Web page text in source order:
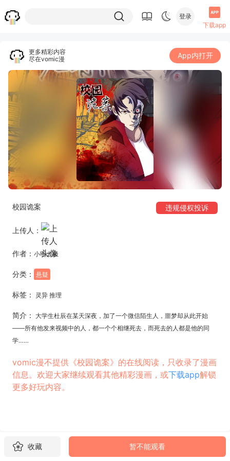
登录
下载app
更多精彩内容
尽在vomic漫
App内打开
校园诡案 违规侵权投诉
上传人：
作者： 小明太极
分类： 悬疑
标签： 灵异 推理
简介：
大学生杜辰在某天深夜，加了一个微信陌生人，噩梦却从此开始
——所有他发来视频中的人，都一个个相继死去，而死去的人都是他的同
学……
vomic漫不提供《校园诡案》的在线阅读，只收录了漫画
信息。欢迎大家继续观看其他精彩漫画，或下载app解锁
更多好玩内容。
收藏 暂不能观看